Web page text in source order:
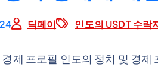
딕페이 인도의 USDT 수락
제 프로필 인도의 정치 및 경제